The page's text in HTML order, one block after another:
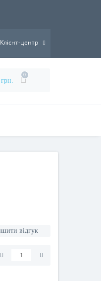
Клієнт-центр
0
відгук